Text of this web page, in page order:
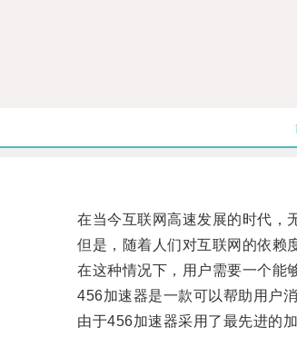
在当今互联网高速发展的时代，无
但是，随着人们对互联网的依赖度
在这种情况下，用户需要一个能够
456加速器是一款可以帮助用户消
由于456加速器采用了最先进的加